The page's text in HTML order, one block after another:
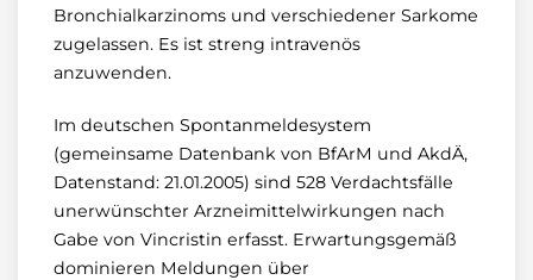
Bronchialkarzinoms und verschiedener Sarkome
zugelassen. Es ist streng intravenös
anzuwenden.
Im deutschen Spontanmeldesystem
(gemeinsame Datenbank von BfArM und AkdÄ,
Datenstand: 21.01.2005) sind 528 Verdachtsfälle
unerwünschter Arzneimittelwirkungen nach
Gabe von Vincristin erfasst. Erwartungsgemäß
dominieren Meldungen über